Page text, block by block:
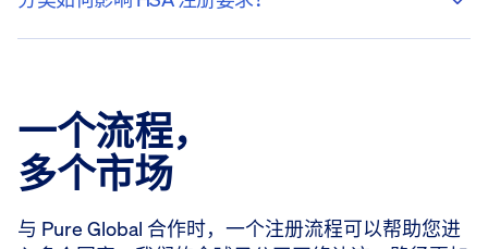
一个流程，
多个市场
与 Pure Global 合作时，一个注册流程可以帮助您进